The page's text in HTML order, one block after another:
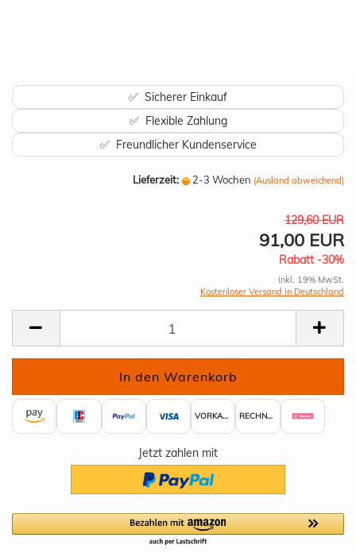
✅ Sicherer Einkauf
✅ Flexible Zahlung
✅ Freundlicher Kundenservice
Lieferzeit: 2-3 Wochen (Ausland abweichend)
129,60 EUR
91,00 EUR
Rabatt -30%
inkl. 19% MwSt.
Kostenloser Versand in Deutschland
VORKASSE RECHNUNG
Jetzt zahlen mit